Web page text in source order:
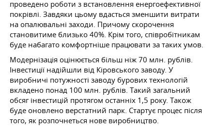
проведено роботи з встановлення енергоефективної
покрівлі. Завдяки цьому вдасться зменшити витрати
на опалювальні заходи. Причому скорочення
становитиме близько 40%. Крім того, співробітникам
буде набагато комфортніше працювати за таких умов.
Модернізація оцінюється більш ніж 70 млн. рублів.
Інвестиції надійшли від Кіровського заводу. У
виробничі потужності заводу бурових технологій
вкладено понад 100 млн. рублів. Такий загальний
обсяг інвестицій протягом останніх 1,5 року. Також
буде оновлено верстатний парк. Стартує процес після
того, як розпочнеться нове виробництво.